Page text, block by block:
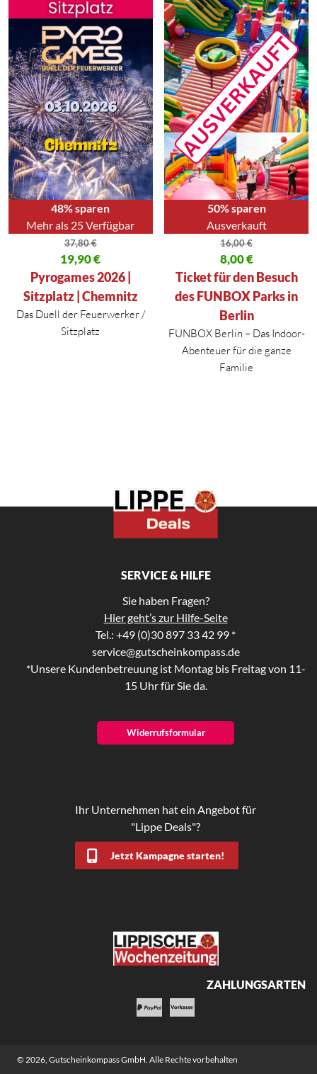
48% sparen
Mehr als 25 Verfügbar
37,80€
Ursprünglicher Preis war: 37,80 €
19,90€
Aktueller Preis ist: 19,90 €.
Pyrogames 2026 |
Sitzplatz | Chemnitz
Das Duell der Feuerwerker /
Sitzplatz
50% sparen
Ausverkauft
16,00€
Ursprünglicher Preis war:
8,00€
Aktueller Preis ist: 8,00 €.
Ticket für den Besuch
des FUNBOX Parks in
Berlin
FUNBOX Berlin – Das Indoor-
Abenteuer für die ganze
Familie
SERVICE & HILFE
Sie haben Fragen?
Hier geht’s zur Hilfe-Seite
Tel.: +49 (0)30 897 33 42 99 *
service@gutscheinkompass.de
*Unsere Kundenbetreuung ist Montag bis Freitag von 11-
15 Uhr für Sie da.
Widerrufsformular
Ihr Unternehmen hat ein Angebot für
"Lippe Deals"?
Jetzt Kampagne starten!
ZAHLUNGSARTEN
© 2026, Gutscheinkompass GmbH. Alle Rechte vorbehalten